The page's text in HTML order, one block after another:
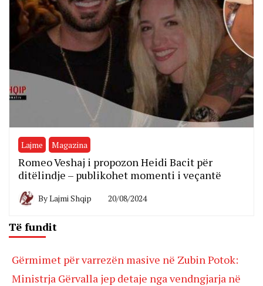
Lajme Magazina
Romeo Veshaj i propozon Heidi Bacit për
ditëlindje – publikohet momenti i veçantë
ByLajmi Shqip 20/08/2024
Të fundit
Gërmimet për varrezën masive në Zubin Potok:
Ministrja Gërvalla jep detaje nga vendngjarja në